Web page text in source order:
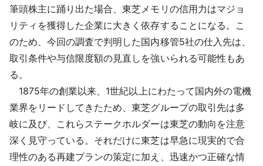
筆頭株主に踊り出た場合、東芝メモリの信用力はマジョ
リティを獲得した企業に大きく依存することになる。こ
のため、今回の調査で判明した国内移管5社の仕入先は、
取引条件や与信限度額の見直しを強いられる可能性もあ
る。
1875年の創業以来、1世紀以上にわたって国内外の電機
業界をリードしてきたため、東芝グループの取引先は多
岐に及び、これらステークホルダーは東芝の動向を注意
深く見守っている。それだけに東芝は早急に現実的で合
理性のある再建プランの策定に加え、迅速かつ正確な情